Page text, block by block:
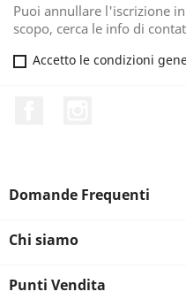
Puoi annullare l'iscrizione
scopo, cerca le info di
Accetto le condizioni
Domande Frequenti
Chi siamo
Punti Vendita